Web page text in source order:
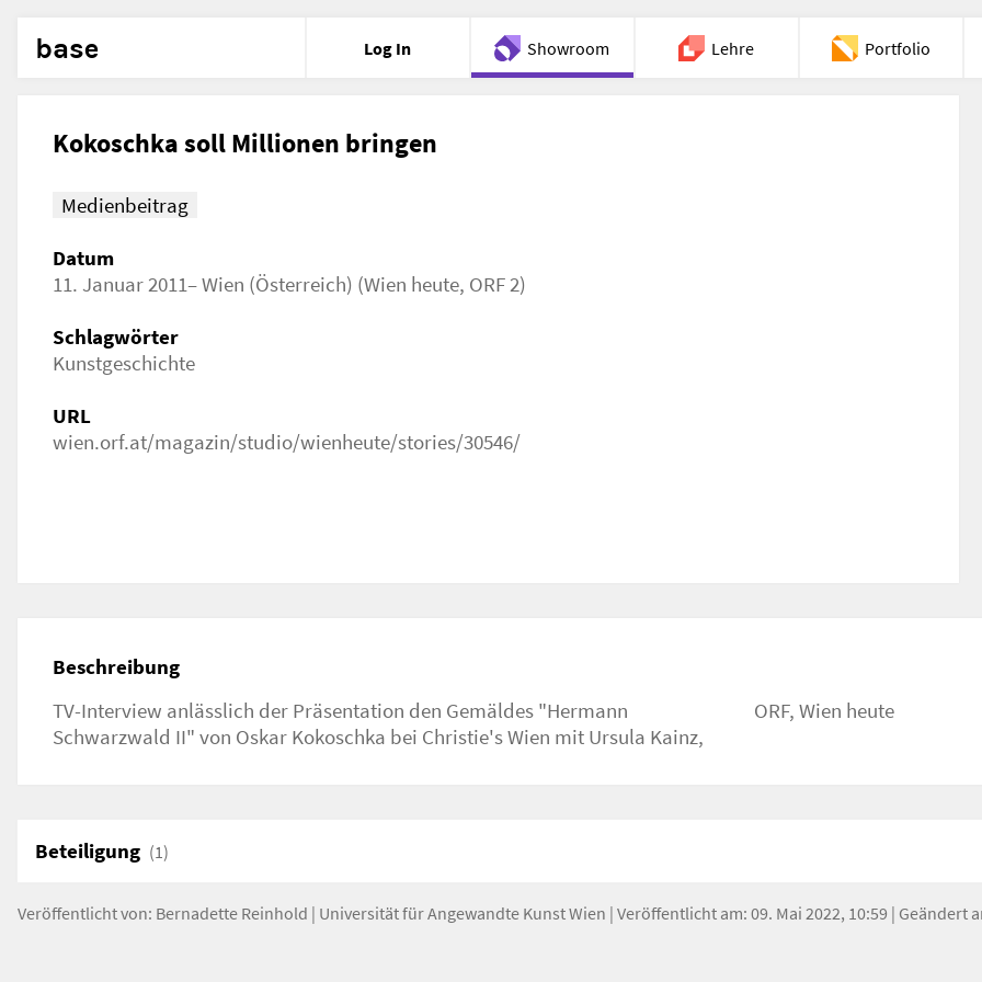
base Log In Showroom Lehre Portfolio
Kokoschka soll Millionen bringen
Medienbeitrag
Datum
11. Januar 2011– Wien (Österreich) (Wien heute, ORF 2)
Schlagwörter
Kunstgeschichte
URL
wien.orf.at/magazin/studio/wienheute/stories/30546/
Beschreibung
TV-Interview anlässlich der Präsentation den Gemäldes "Hermann
Schwarzwald II" von Oskar Kokoschka bei Christie's Wien mit Ursula Kainz,
ORF, Wien heute
Beteiligung (1)
Veröffentlicht von: Bernadette Reinhold | Universität für Angewandte Kunst Wien | Veröffentlicht am: 09. Mai 2022, 10:59 | Geändert